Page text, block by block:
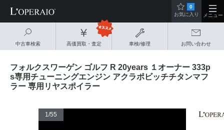
中古車検索 高価買取・査定 車検/修理 お問い合わせ
0
お気に入り
メニュー
フォルクスワーゲン ゴルフ R 20years １オーナー 333p
s専用チューニングエンジン アクラポビッチチタンマフ
ラー 専用リヤスポイラー
1/55